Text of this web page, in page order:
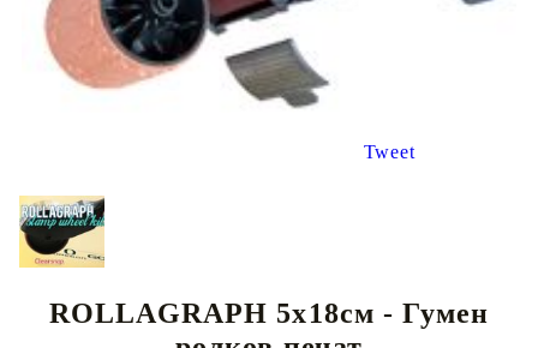
Tweet
ROLLAGRAPH 5х18см - Гумен